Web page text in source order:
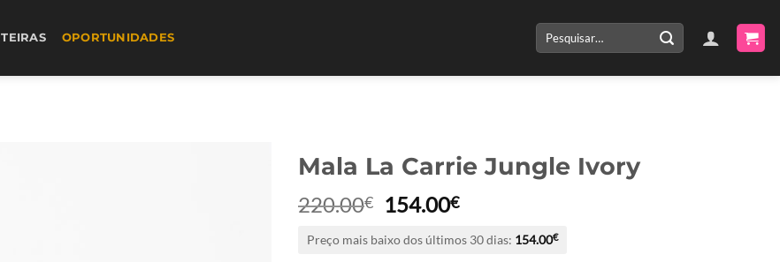
OPORTUNIDADES
Pesquisar
por:
Mala La Carrie Jungle Ivory
220.00€
O
original
154.00€O
atual
Preço mais baixo dos últimos 30 dias: 154.00€